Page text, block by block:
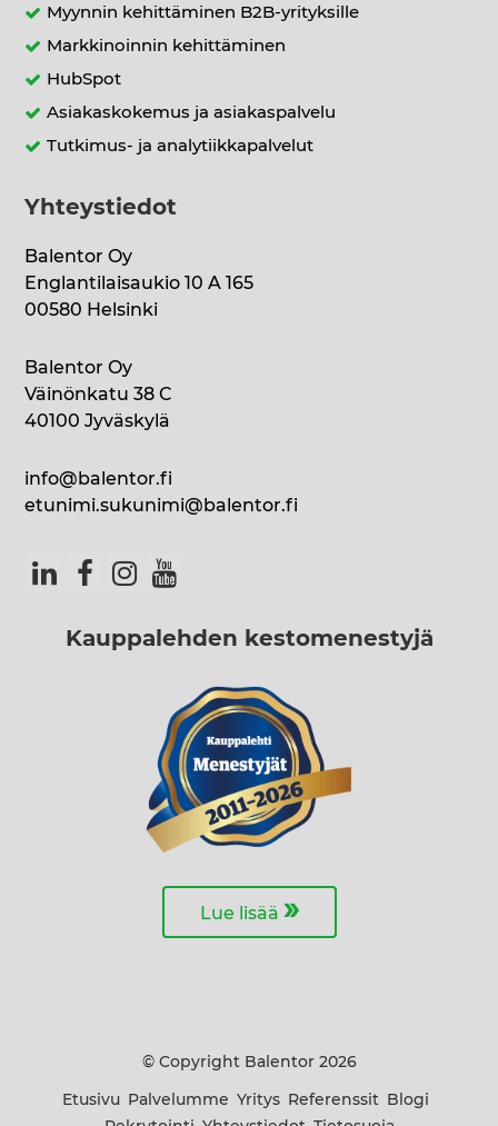
Myynnin kehittäminen B2B-yrityksille
Markkinoinnin kehittäminen
HubSpot
Asiakaskokemus ja asiakaspalvelu
Tutkimus- ja analytiikkapalvelut
Yhteystiedot
Balentor Oy
Englantilaisaukio 10 A 165
00580 Helsinki
Balentor Oy
Väinönkatu 38 C
40100 Jyväskylä
info@balentor.fi
etunimi.sukunimi@balentor.fi
Kauppalehden kestomenestyjä
Lue lisää »
© Copyright Balentor 2026
Etusivu Palvelumme Yritys Referenssit
Blogi